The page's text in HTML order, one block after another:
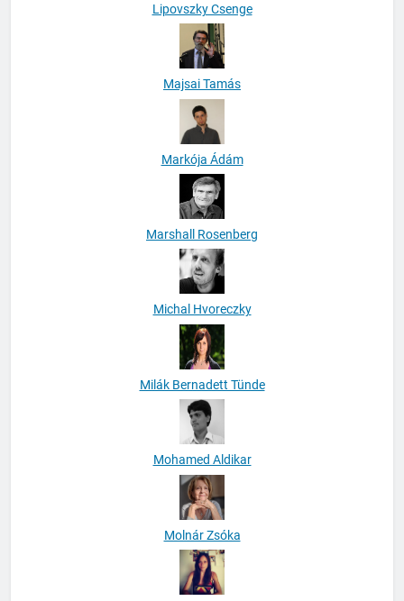
Lipovszky Csenge
Majsai Tamás
Markója Ádám
Marshall Rosenberg
Michal Hvoreczky
Milák Bernadett Tünde
Mohamed Aldikar
Molnár Zsóka